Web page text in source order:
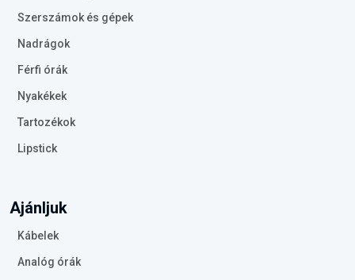
Szerszámok és gépek
Nadrágok
Férfi órák
Nyakékek
Tartozékok
Lipstick
Ajánljuk
Kábelek
Analóg órák